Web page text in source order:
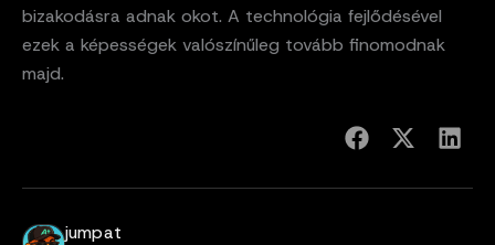
bizakodásra adnak okot. A technológia fejlődésével
ezek a képességek valószínűleg tovább finomodnak
majd.
jumpat